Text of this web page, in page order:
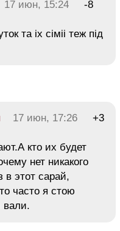
17 июн, 15:24 -8
та ix сiмii теж пiд
17 июн, 17:26 +3
кто их будет
нет никакого
в этот сарай,
часто я стою
вали.